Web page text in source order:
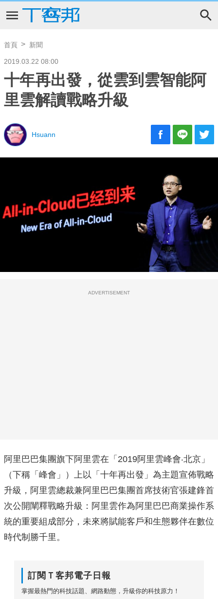
首頁 新聞
2019.03.22 08:00
十年再出發，從雲到雲智能阿
里雲解讀戰略升級
Hsuann
ADVERTISEMENT
阿里巴巴集團旗下阿里雲在「2019阿里雲峰會‧北京」
（下稱「峰會」）上以「十年再出發」為主題宣佈戰略
升級，阿里雲總裁兼阿里巴巴集團首席技術官張建鋒首
次公開闡釋戰略升級：阿里雲作為阿里巴巴商業操作系
統的重要組成部分，未來將賦能客戶和生態夥伴在數位
時代制勝千里。
訂閱Ｔ客邦電子日報
掌握最熱門的科技話題、網路動態，升級你的科技原力！